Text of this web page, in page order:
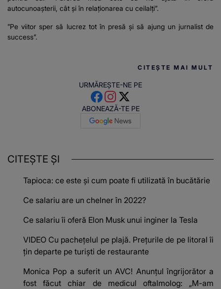
autocunoașterii, cât și în relaționarea cu ceilalți”.
”Pe viitor sper să lucrez tot în presă și să ajung un jurnalist de
success”.
CITEȘTE MAI MULT
URMĂREȘTE-NE PE
ABONEAZĂ-TE PE
CITEȘTE ȘI
Tapioca: ce este și cum poate fi utilizată în bucătărie
Ce salariu are un chelner în 2022?
Ce salariu îi oferă Elon Musk unui inginer la Tesla
VIDEO Cu pachețelul pe plajă. Prețurile de pe litoral îi
țin departe pe turiști de restaurante
Monica Pop a suferit un AVC! Anunțul îngrijorător a
fost făcut chiar de medicul oftalmolog: „M-am